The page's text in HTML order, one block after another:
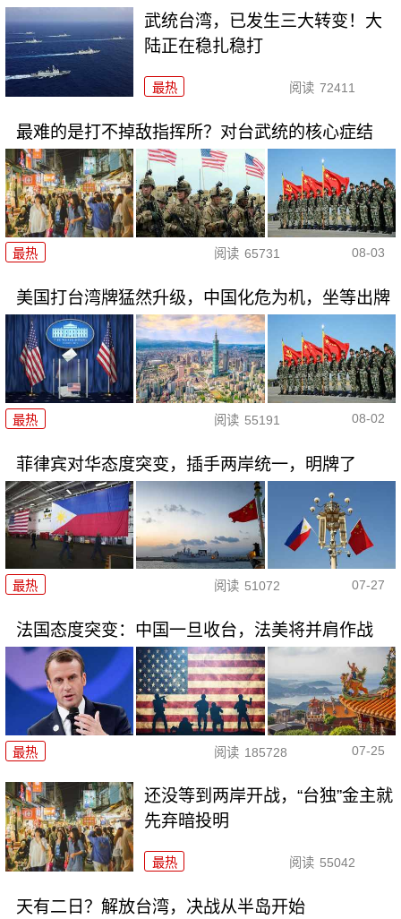
武统台湾，已发生三大转变！大
陆正在稳扎稳打
最热 阅读 72411
最难的是打不掉敌指挥所？对台武统的核心症结
最热 阅读 65731 08-03
美国打台湾牌猛然升级，中国化危为机，坐等出牌
最热 阅读 55191 08-02
菲律宾对华态度突变，插手两岸统一，明牌了
最热 阅读 51072 07-27
法国态度突变：中国一旦收台，法美将并肩作战
最热 阅读 185728 07-25
还没等到两岸开战，“台独”金主就
先弃暗投明
最热 阅读 55042
天有二日？解放台湾，决战从半岛开始